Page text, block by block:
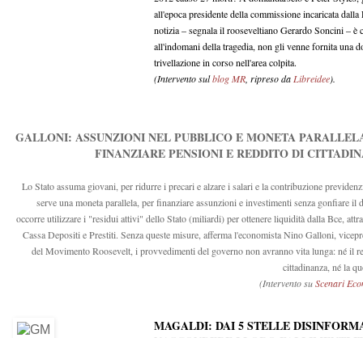
all'epoca presidente della commissione incaricata
notizia – segnala il rooseveltiano Gerardo Soncini – è
all'indomani della tragedia, non gli venne fornita una
trivellazione in corso nell'area colpita.
(Intervento sulblog MR , ripreso da Libreidee).
GALLONI: ASSUNZIONI NEL PUBBLICO E MONETA
FINANZIARE PENSIONI E REDDITO DI
Lo Stato assuma giovani, per ridurre i precari e alzare i salari e la contribuzione
serve una moneta parallela, per finanziare assunzioni e investimenti senza gonfiare il
occorre utilizzare i "residui attivi" dello Stato (miliardi) per ottenere liquidità dalla Bce,
Cassa Depositi e Prestiti. Senza queste misure, afferma l'economista Nino Galloni,
del Movimento Roosevelt, i provvedimenti del governo non avranno vita lunga: né il
cittadinanza, né la
(Intervento suScenari
MAGALDI: DAI 5 STELLE